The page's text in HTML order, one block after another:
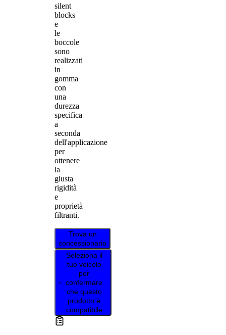
silent
blocks
e
le
boccole
sono
realizzati
in
gomma
con
una
durezza
specifica
a
seconda
dell'applicazione
per
ottenere
la
giusta
rigidità
e
proprietà
filtranti.
Trova un
concessionario
Seleziona il
tuo veicolo
per
confermare
che questo
prodotto è
compatibile